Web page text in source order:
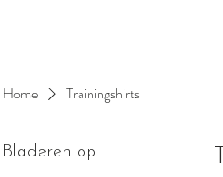
Home Trainingshirts
Bladeren op